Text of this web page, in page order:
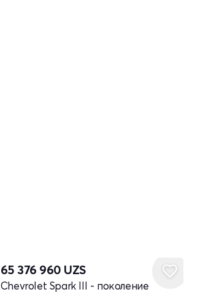
65 376 960 UZS
Chevrolet Spark III - поколение